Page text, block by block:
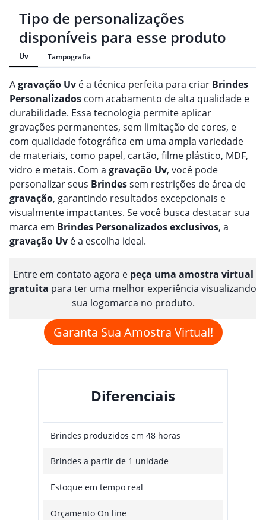
Tipo de personalizações
disponíveis para esse produto
Uv Tampografia
Agravação Uv é a técnica perfeita para criar Brindes
Personalizados com acabamento de alta qualidade e
durabilidade. Essa tecnologia permite aplicar
gravações permanentes, sem limitação de cores, e
com qualidade fotográfica em uma ampla variedade
de materiais, como papel, cartão, filme plástico, MDF,
vidro e metais. Com a gravação Uv, você pode
personalizar seus Brindessem restrições de área de
gravação, garantindo resultados excepcionais e
visualmente impactantes. Se você busca destacar sua
marca em Brindes Personalizadosexclusivos, a
gravação Uv é a escolha ideal.
Entre em contato agora e peça uma amostra virtual
gratuita para ter uma melhor experiência visualizando
sua logomarca no produto.
Garanta Sua Amostra Virtual!
Diferenciais
Brindes produzidos em 48 horas
Brindes a partir de 1 unidade
Estoque em tempo real
Orçamento On line